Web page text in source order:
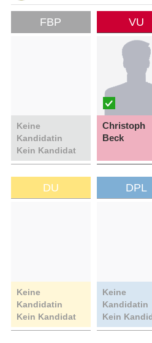
FBP
Keine
Kandidatin
Kein Kandidat
VU
Christoph
Beck
DU
Keine
Kandidatin
Kein Kandidat
DPL
Keine
Kandidatin
Kein